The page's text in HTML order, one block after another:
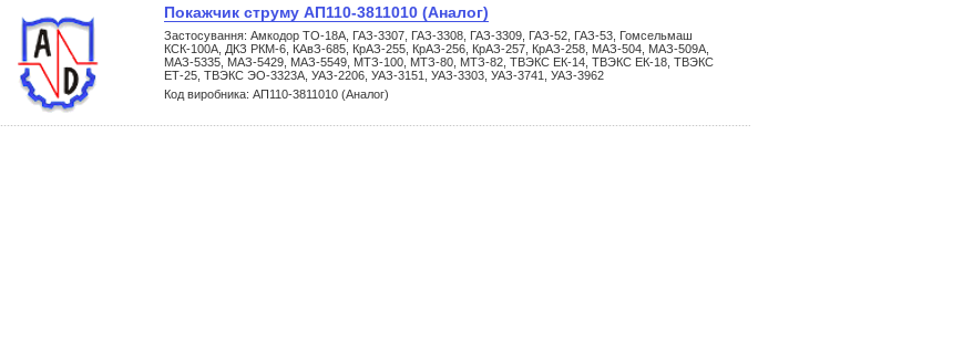
Покажчик струму АП110-3811010 (Аналог)
Застосування: Амкодор ТО-18А, ГАЗ-3307, ГАЗ-3308, ГАЗ-3309, ГАЗ-52, ГАЗ-53, Гомсельмаш
КСК-100А, ДКЗ РКМ-6, КАвЗ-685, КрАЗ-255, КрАЗ-256, КрАЗ-257, КрАЗ-258, МАЗ-504, МАЗ-509А,
МАЗ-5335, МАЗ-5429, МАЗ-5549, МТЗ-100, МТЗ-80, МТЗ-82, ТВЭКС ЕК-14, ТВЭКС ЕК-18, ТВЭКС
ЕТ-25, ТВЭКС ЭО-3323А, УАЗ-2206, УАЗ-3151, УАЗ-3303, УАЗ-3741, УАЗ-3962
Код виробника: АП110-3811010 (Аналог)